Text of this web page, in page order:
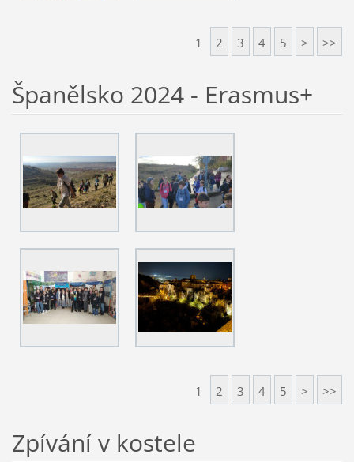
1 2 3 4 5 > >>
Španělsko 2024 - Erasmus+
1 2 3 4 5 > >>
Zpívání v kostele